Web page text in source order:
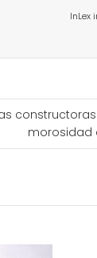
InLex
morosidad